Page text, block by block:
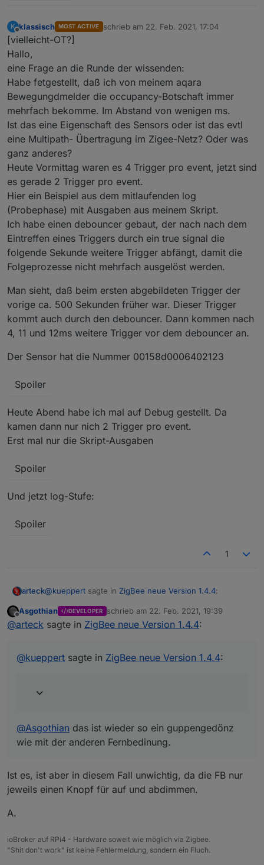
K
Offline
klassisch MOST ACTIVE schrieb am 22. Feb. 2021, 17:04
zuletzt editiert von
[vielleicht-OT?]
Hallo,
eine Frage an die Runde der wissenden:
Habe fetgestellt, daß ich von meinem aqara
Bewegungdmelder die occupancy-Botschaft immer
mehrfach bekomme. Im Abstand von wenigen ms.
Ist das eine Eigenschaft des Sensors oder ist das evtl
eine Multipath- Übertragung im Zigee-Netz? Oder was
ganz anderes?
Heute Vormittag waren es 4 Trigger pro event, jetzt sind
es gerade 2 Trigger pro event.
Hier ein Beispiel aus dem mitlaufenden log
(Probephase) mit Ausgaben aus meinem Skript.
Ich habe einen debouncer gebaut, der nach nach dem
Eintreffen eines Triggers durch ein true signal die
folgende Sekunde weitere Trigger abfängt, damit die
Folgeprozesse nicht mehrfach ausgelöst werden.
Man sieht, daß beim ersten abgebildeten Trigger der
vorige ca. 500 Sekunden früher war. Dieser Trigger
kommt auch durch den debouncer. Dann kommen nach
4, 11 und 12ms weitere Trigger vor dem debouncer an.
Der Sensor hat die Nummer 00158d0006402123
Spoiler
Heute Abend habe ich mal auf Debug gestellt. Da
kamen dann nur nich 2 Trigger pro event.
Erst mal nur die Skript-Ausgaben
Spoiler
Und jetzt log-Stufe:
Spoiler
1
arteck@kueppert sagte in ZigBee neue Version 1.4.4:
Publish {"action":"up-press","action_group":24674}
Asgothian
das ist wieder so ein guppengedönz wie
mit der anderen Fernbedinung.
Offline
Asgothian DEVELOPER schrieb am 22. Feb. 2021, 19:39
zuletzt editiert von
@arteck sagte in ZigBee neue Version 1.4.4:
@kueppert sagte in ZigBee neue Version 1.4.4:
@Asgothian das ist wieder so ein guppengedönz
wie mit der anderen Fernbedinung.
Ist es, ist aber in diesem Fall unwichtig, da die FB nur
jeweils einen Knopf für auf und abdimmen.
A.
ioBroker auf RPi4 - Hardware soweit wie möglich via Zigbee.
"Shit don't work" ist keine Fehlermeldung, sondern ein Fluch.